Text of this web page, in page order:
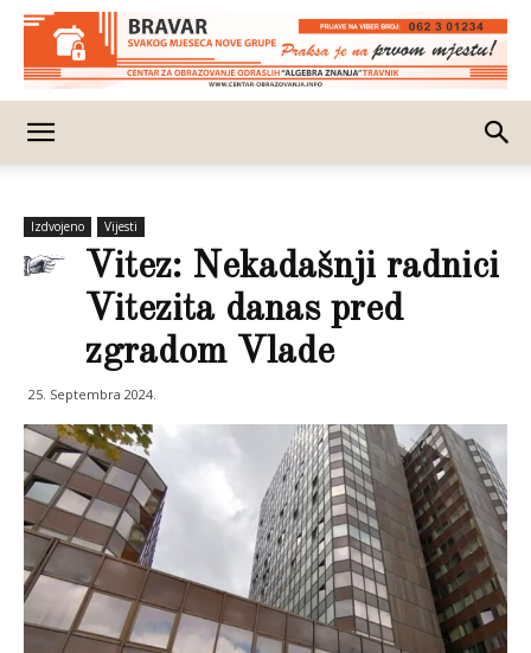
Izdvojeno Vijesti
Vitez: Nekadašnji radnici
Vitezita danas pred
zgradom Vlade
25. Septembra 2024.